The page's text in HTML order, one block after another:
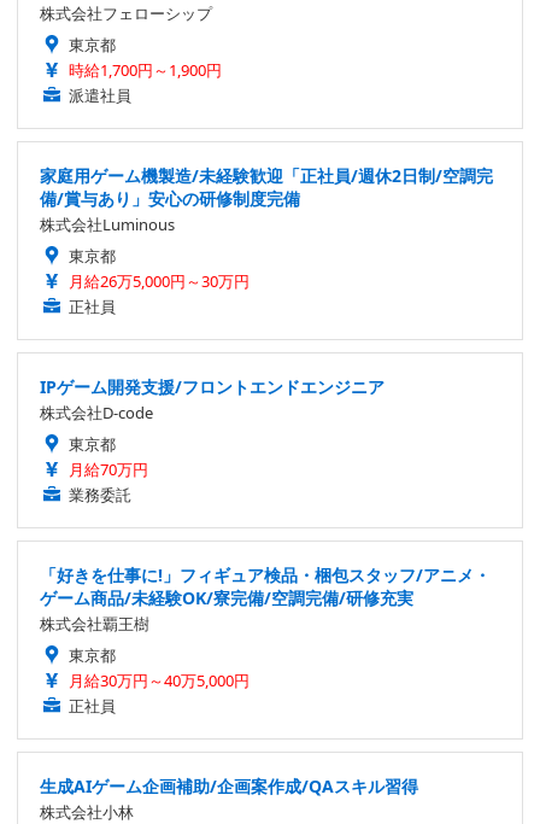
株式会社フェローシップ
東京都
時給1,700円～1,900円
派遣社員
家庭用ゲーム機製造/未経験歓迎「正社員/週休2日制/空調完
備/賞与あり」安心の研修制度完備
株式会社Luminous
東京都
月給26万5,000円～30万円
正社員
IPゲーム開発支援/フロントエンドエンジニア
株式会社D-code
東京都
月給70万円
業務委託
「好きを仕事に!」フィギュア検品・梱包スタッフ/アニメ・
ゲーム商品/未経験OK/寮完備/空調完備/研修充実
株式会社覇王樹
東京都
月給30万円～40万5,000円
正社員
生成AIゲーム企画補助/企画案作成/QAスキル習得
株式会社小林